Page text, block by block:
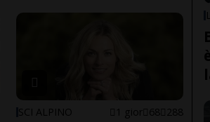
SCI ALPINO 1 gior 68 288